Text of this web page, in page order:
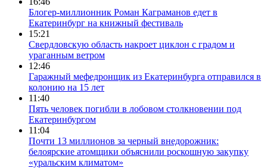
Блогер-миллионник Роман Каграманов едет в
Екатеринбург на книжный фестиваль
15:21
Свердловскую область накроет циклон с градом и
ураганным ветром
12:46
Гаражный мефедронщик из Екатеринбурга отправился в
колонию на 15 лет
11:40
Пять человек погибли в лобовом столкновении под
Екатеринбургом
11:04
Почти 13 миллионов за черный внедорожник:
белоярские атомщики объяснили роскошную закупку
«уральским климатом»